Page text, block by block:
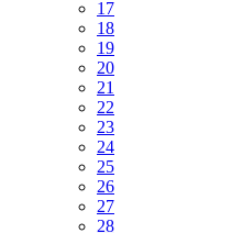
17
18
19
20
21
22
23
24
25
26
27
28